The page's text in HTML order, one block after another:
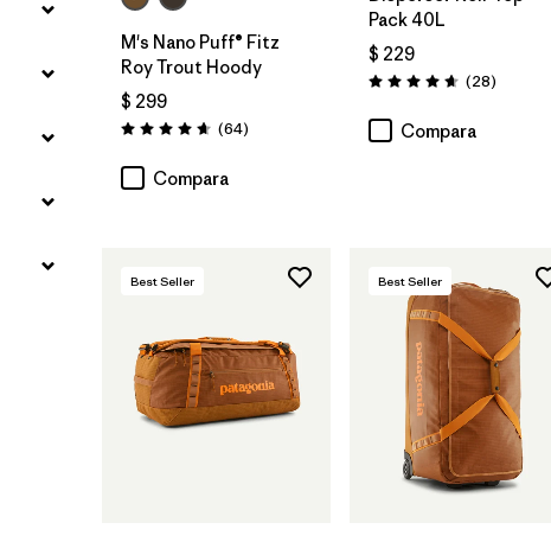
M's Nano Puff® Fitz
Roy Trout Hoody
$ 299
Valoración: 4.7 / 5
(64Comentarios
)
Compara
Pack 40L
$ 229
Valoración: 4.6 / 5
(28)
Compara
Best Seller
Agregar a la
Bolsa
Best Seller